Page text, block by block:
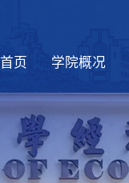
首页 学院概况